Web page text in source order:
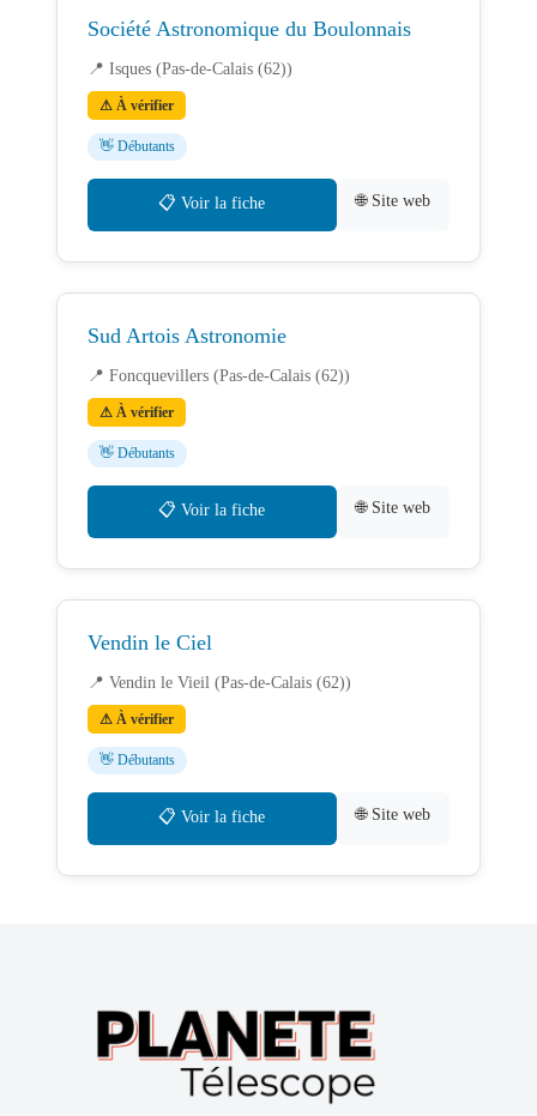
Société Astronomique du Boulonnais
📍 Isques (Pas-de-Calais (62))
⚠ À vérifier
👋 Débutants
📋 Voir la fiche 🌐 Site web
Sud Artois Astronomie
📍 Foncquevillers (Pas-de-Calais (62))
⚠ À vérifier
👋 Débutants
📋 Voir la fiche 🌐 Site web
Vendin le Ciel
📍 Vendin le Vieil (Pas-de-Calais (62))
⚠ À vérifier
👋 Débutants
📋 Voir la fiche 🌐 Site web